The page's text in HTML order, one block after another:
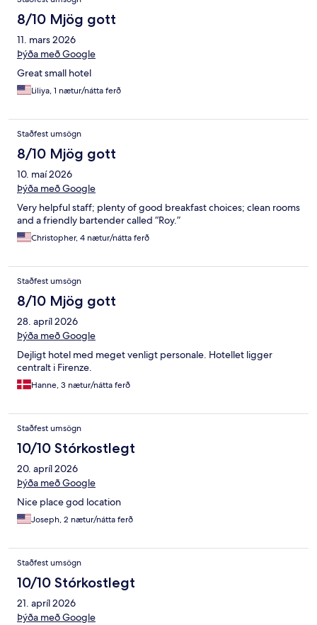
8/10 Mjög gott
11. mars 2026
Þýða með Google
Great small hotel
Liliya, 1 nætur/nátta ferð
Staðfest umsögn
8/10 Mjög gott
10. maí 2026
Þýða með Google
Very helpful staff; plenty of good breakfast choices; clean rooms
and a friendly bartender called “Roy.”
Christopher, 4 nætur/nátta ferð
Staðfest umsögn
8/10 Mjög gott
28. apríl 2026
Þýða með Google
Dejligt hotel med meget venligt personale. Hotellet ligger
centralt i Firenze.
Hanne, 3 nætur/nátta ferð
Staðfest umsögn
10/10 Stórkostlegt
20. apríl 2026
Þýða með Google
Nice place god location
Joseph, 2 nætur/nátta ferð
Staðfest umsögn
10/10 Stórkostlegt
21. apríl 2026
Þýða með Google